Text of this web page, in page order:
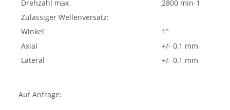
Drehzahl max
2800 min-1
Zulässiger Wellenversatz:
Winkel
1°
Axial
+/- 0,1 mm
Lateral
+/- 0,1 mm
Auf Anfrage: